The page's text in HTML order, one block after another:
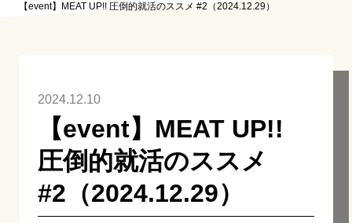
【event】MEAT UP!! 圧倒的就活のススメ #2（2024.12.29）
2024.12.10
【event】MEAT UP!!
圧倒的就活のススメ
#2（2024.12.29）